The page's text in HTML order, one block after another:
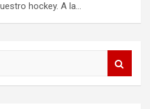
hockey. A la…